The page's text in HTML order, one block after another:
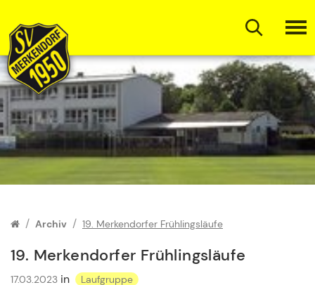
Zum Inhalt springen
Archiv 19. Merkendorfer Frühlingsläufe
19. Merkendorfer Frühlingsläufe
17.03.2023 in Laufgruppe